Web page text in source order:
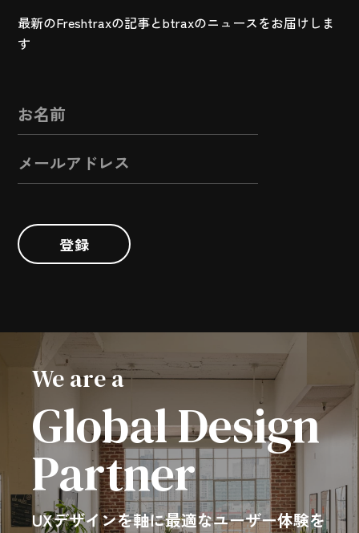
最新のFreshtraxの記事とbtraxのニュースをお届けしま
す
登録
We are a
Global Design
Partner
UXデザインを軸に最適なユーザー体験を